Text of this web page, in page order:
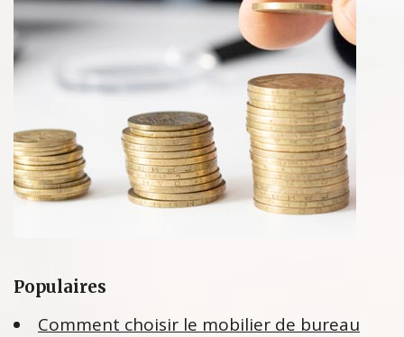
Populaires
Comment choisir le mobilier de bureau